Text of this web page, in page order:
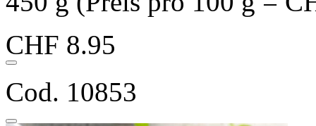
CHF 8.95
Cod. 10853